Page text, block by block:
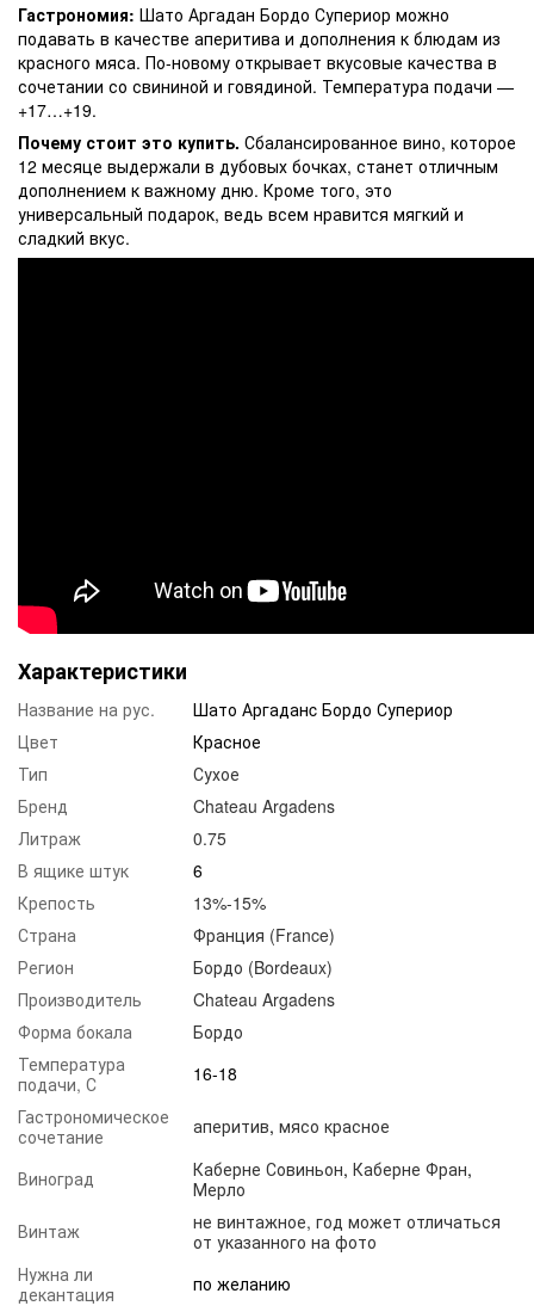
Гастрономия: Шато Аргадан Бордо Супериор можно
подавать в качестве аперитива и дополнения к блюдам из
красного мяса. По-новому открывает вкусовые качества в
сочетании со свининой и говядиной. Температура подачи —
+17…+19.
Почему стоит это купить. Сбалансированное вино, которое
12 месяце выдержали в дубовых бочках, станет отличным
дополнением к важному дню. Кроме того, это
универсальный подарок, ведь всем нравится мягкий и
сладкий вкус.
Характеристики
Название на рус.
Шато Аргаданc Бордо Супериор
Цвет
Красное
Тип
Сухое
Бренд
Chateau Argadens
Литраж
0.75
В ящике штук
6
Крепость
13%-15%
Страна
Франция (France)
Регион
Бордо (Bordeaux)
Производитель
Chateau Argadens
Форма бокала
Бордо
Температура
подачи, С
16-18
Гастрономическое
сочетание
аперитив, мясо красное
Виноград Каберне Совиньон, Каберне Фран,
Мерло
Винтаж
не винтажное, год может отличаться
от указанного на фото
Нужна ли
декантация
по желанию